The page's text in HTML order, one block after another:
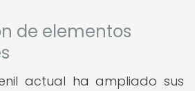
de elementos
actual ha ampliado sus